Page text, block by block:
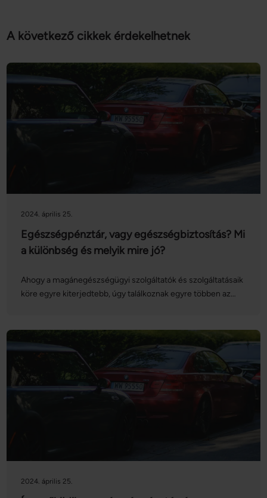
A következő cikkek érdekelhetnek
2024. április 25.
Egészségpénztár, vagy egészségbiztosítás? Mi
a különbség és melyik mire jó?
Ahogy a magánegészségügyi szolgáltatók és szolgáltatásaik
köre egyre kiterjedtebb, úgy találkoznak egyre többen az
a két öngondoskodási forma működési elvében jelentős
különbségek vannak.
2024. április 25.